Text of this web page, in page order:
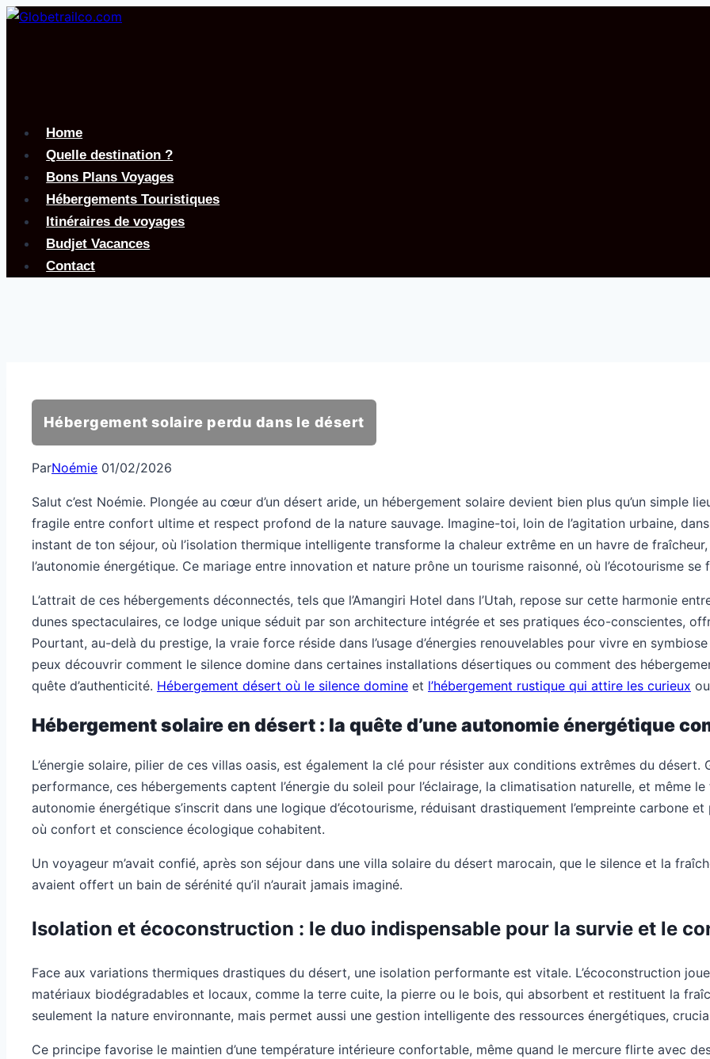
Aller
Home
Quelle destination ?
Bons Plans Voyages
Hébergements Touristiques
Itinéraires de voyages
Budjet Vacances
Contact
Hébergement solaire perdu dans le désert
ParNoémie 01/02/2026
Salut c’est Noémie. Plongée au cœur d’un désert aride, un hébergement solaire devient bien plus qu’un simple
fragile entre confort ultime et respect profond de la nature sauvage. Imagine-toi, loin de l’agitation urbaine,
instant de ton séjour, où l’isolation thermique intelligente transforme la chaleur extrême en un havre de
l’autonomie énergétique. Ce mariage entre innovation et nature prône un tourisme raisonné, où l’écotourisme se
L’attrait de ces hébergements déconnectés, tels que l’Amangiri Hotel dans l’Utah, repose sur cette harmonie
dunes spectaculaires, ce lodge unique séduit par son architecture intégrée et ses pratiques éco-conscientes,
Pourtant, au-delà du prestige, la vraie force réside dans l’usage d’énergies renouvelables pour vivre en
peux découvrir comment le silence domine dans certaines installations désertiques ou comment des
quête d’authenticité. Hébergement désert où le silence domine et l’hébergement rustique qui attire les curieux
Hébergement solaire en désert : la quête d’une autonomie énergétique
L’énergie solaire, pilier de ces villas oasis, est également la clé pour résister aux conditions extrêmes du
performance, ces hébergements captent l’énergie du soleil pour l’éclairage, la climatisation naturelle, et même
autonomie énergétique s’inscrit dans une logique d’écotourisme, réduisant drastiquement l’empreinte carbone
où confort et conscience écologique cohabitent.
Un voyageur m’avait confié, après son séjour dans une villa solaire du désert marocain, que le silence et la
avaient offert un bain de sérénité qu’il n’aurait jamais imaginé.
Isolation et écoconstruction : le duo indispensable pour la survie et le
Face aux variations thermiques drastiques du désert, une isolation performante est vitale. L’écoconstruction
matériaux biodégradables et locaux, comme la terre cuite, la pierre ou le bois, qui absorbent et restituent la
seulement la nature environnante, mais permet aussi une gestion intelligente des ressources énergétiques,
Ce principe favorise le maintien d’une température intérieure confortable, même quand le mercure flirte avec